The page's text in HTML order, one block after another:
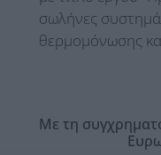
σωλήνες
θερμομόνωσης
Με τη